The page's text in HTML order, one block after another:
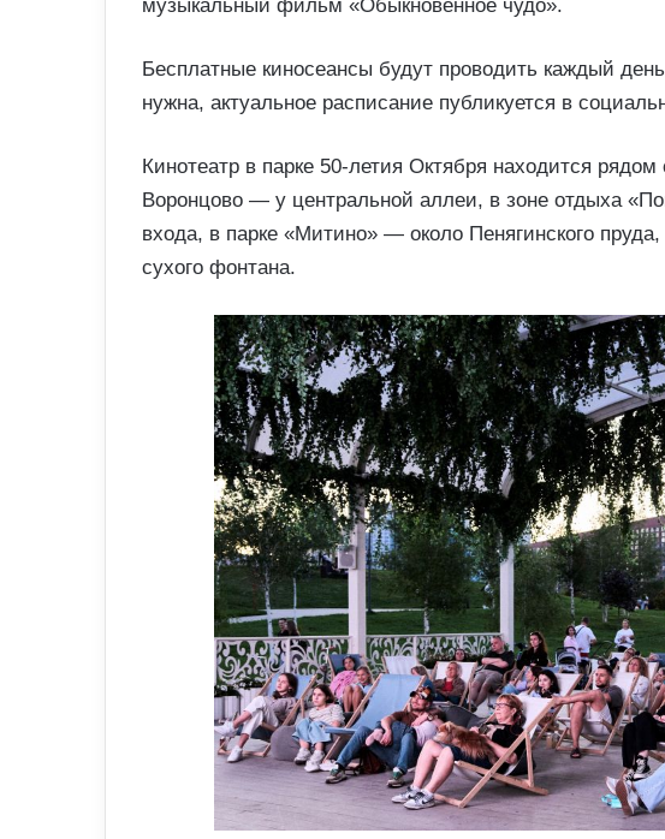
музыкальный фильм «Обыкновенное чудо».
Бесплатные киносеансы будут проводить каждый
нужна, актуальное расписание публикуется в
Кинотеатр в парке 50-летия Октября находится
Воронцово — у центральной аллеи, в зоне отдыха
входа, в парке «Митино» — около Пенягинского
сухого фонтана.